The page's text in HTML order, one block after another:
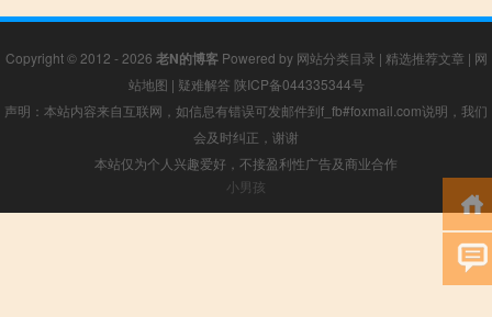
Copyright © 2012 - 2026 老N的博客Powered by 网站分类目录 | 精选推荐文章 | 网
站地图 | 疑难解答 陕ICP备044335344号
声明：本站内容来自互联网，如信息有错误可发邮件到f_fb#foxmail.com说明，我们
会及时纠正，谢谢
本站仅为个人兴趣爱好，不接盈利性广告及商业合作
小男孩